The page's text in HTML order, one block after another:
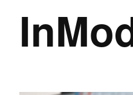
In